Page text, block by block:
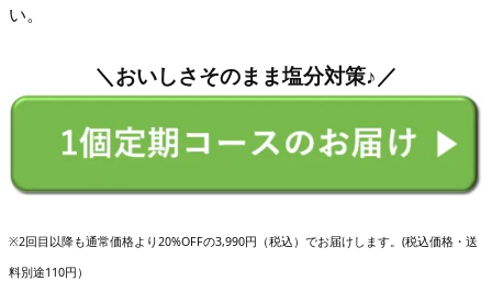
い。
＼おいしさそのまま塩分対策♪／
※2回目以降も通常価格より20%OFFの3,990円（税込）でお届けします。(税込価格・送
料別途110円）